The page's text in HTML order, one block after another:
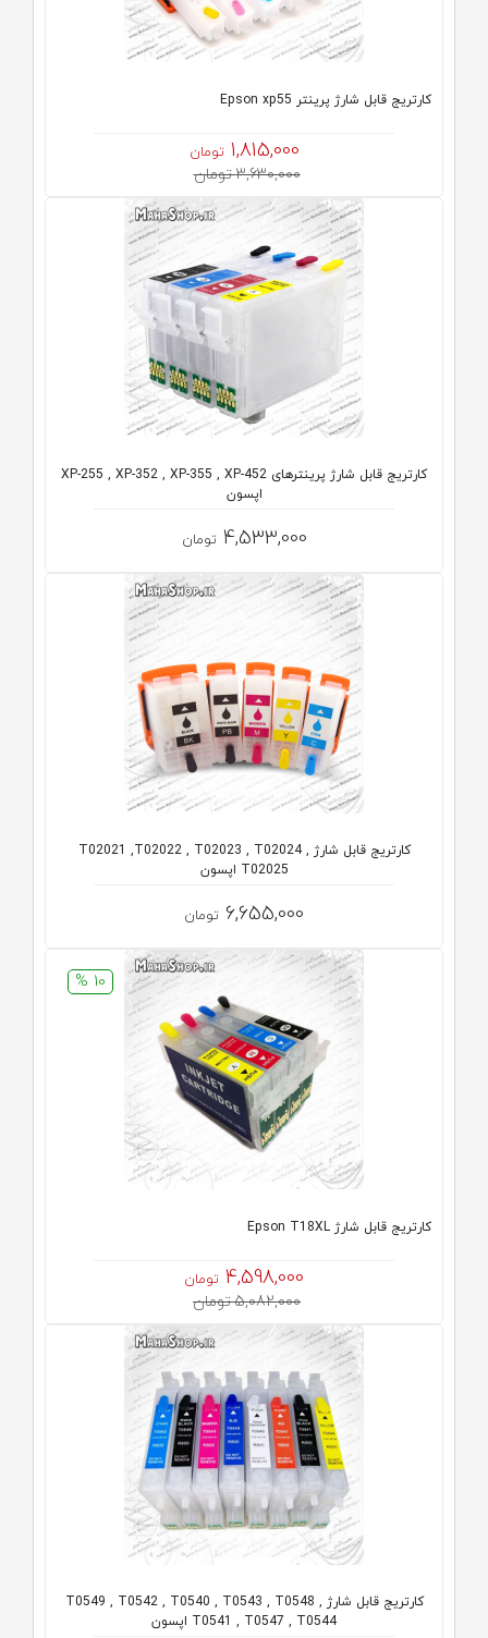
کارتریج قابل شارژ پرینتر Epson xp55
1,815,000 تومان
3,630,000 تومان
کارتریج قابل شارژ پرینترهای XP-255 , XP-352 , XP-355 , XP-452
اپسون
4,533,000 تومان
کارتریج قابل شارژ T02021 ,T02022 , T02023 , T02024 ,
T02025 اپسون
6,655,000 تومان
10 %
کارتریج قابل شارژ Epson T18XL
4,598,000 تومان
5,082,000 تومان
کارتریج قابل شارژ T0549 , T0542 , T0540 , T0543 , T0548 ,
T0541 , T0547 , T0544 اپسون